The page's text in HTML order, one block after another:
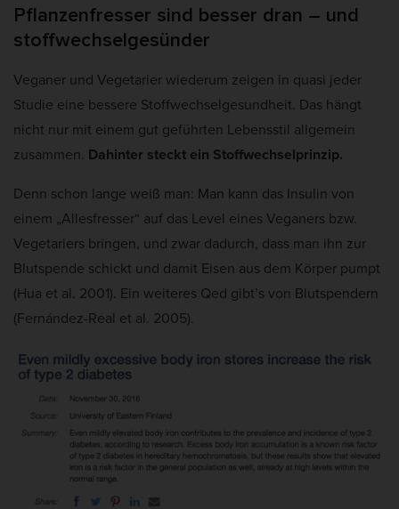
Pflanzenfresser sind besser dran – und
stoffwechselgesünder
Veganer und Vegetarier wiederum zeigen in quasi jeder
Studie eine bessere Stoffwechselgesundheit. Das hängt
nicht nur mit einem gut geführten Lebensstil allgemein
zusammen. Dahinter steckt ein Stoffwechselprinzip.
Denn schon lange weiß man: Man kann das Insulin von
einem „Allesfresser“ auf das Level eines Veganers bzw.
Vegetariers bringen, und zwar dadurch, dass man ihn zur
Blutspende schickt und damit Eisen aus dem Körper pumpt
(Hua et al. 2001). Ein weiteres Qed gibt’s von Blutspendern
(Fernández-Real et al. 2005).